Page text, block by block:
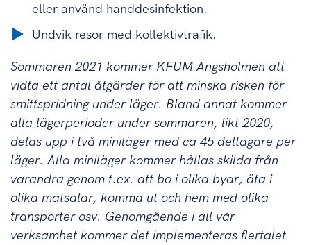
eller använd handdesinfektion.
Undvik resor med kollektivtrafik.
Sommaren 2021 kommer KFUM Ängsholmen att
vidta ett antal åtgärder för att minska risken för
smittspridning under läger. Bland annat kommer
alla lägerperioder under sommaren, likt 2020,
delas upp i två miniläger med ca 45 deltagare per
läger. Alla miniläger kommer hållas skilda från
varandra genom t.ex. att bo i olika byar, äta i
olika matsalar, komma ut och hem med olika
transporter osv. Genomgående i all vår
verksamhet kommer det implementeras flertalet